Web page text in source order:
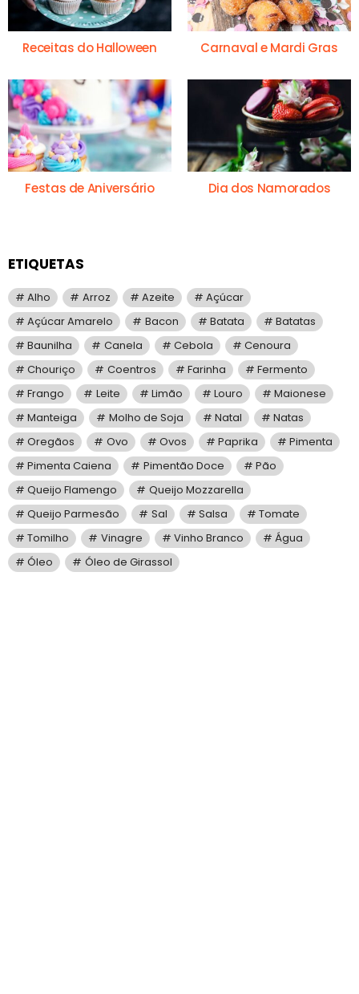
Receitas do Halloween Carnaval e Mardi Gras
Festas de Aniversário Dia dos Namorados
ETIQUETAS
Alho Arroz Azeite
Açúcar
Açúcar Amarelo
Bacon Batata
Batatas
Baunilha
Canela Cebola
Cenoura
Chouriço
Coentros Farinha
Fermento
Frango
Leite Limão Louro
Maionese
Manteiga
Molho de Soja Natal
Natas
Oregãos
Ovo Ovos Paprika
Pimenta
Pimenta Caiena
Pimentão Doce
Pão
Queijo Flamengo
Queijo Mozzarella
Queijo Parmesão
Sal Salsa
Tomate
Tomilho
Vinagre Vinho Branco
Água
Óleo
Óleo de Girassol